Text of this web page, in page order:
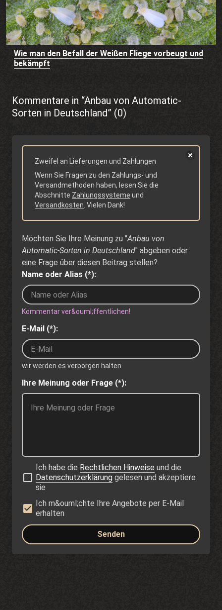
Wie man den Befall der Weißen Fliege vorbeugt und
bekämpft
Kommentare in “Anbau von Automatic-
Sorten in Deutschland” (0)
Zweifel an Lieferungen und Zahlungen
Wenn Sie Fragen zu den Zahlungs- und
Versandmethoden haben, lesen Sie die
Abschnitte Zahlungssysteme und
Versandkosten . Vielen Dank!
Möchten Sie Ihre Meinung zu "Anbau von
Automatic-Sorten in Deutschland" abgeben oder
eine Frage über diesen Beitrag stellen?
Name oder Alias (*):
Kommentar ver&ouml;ffentlichen!
E-Mail (*):
wir werden es verborgen halten
Ihre Meinung oder Frage (*):
Ich habe die Rechtlichen Hinweise und die
Datenschutzerklärunggelesen und akzeptiere
sie
Ich m&ouml;chte Ihre Angebote per E-Mail
erhalten
Senden